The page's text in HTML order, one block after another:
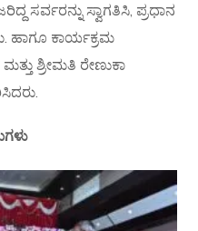
ಸರ್ವರನ್ನು ಸ್ವಾಗತಿಸಿ, ಪ್ರಧಾನ
ಹಾಗೂ ಕಾರ್ಯಕ್ರಮ
ಶ್ರೀಮತಿ ರೇಣುಕಾ